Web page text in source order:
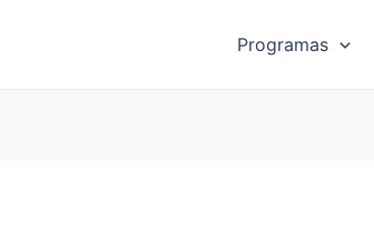
Programas